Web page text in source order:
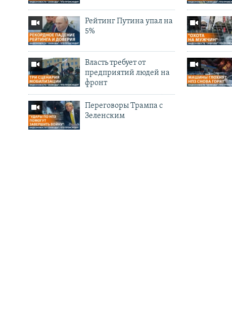
Рейтинг Путина упал на
5%
Власть требует от
предприятий людей на
фронт
Переговоры Трампа с
Зеленским